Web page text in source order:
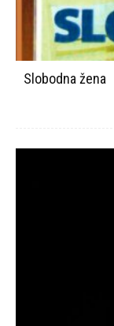
Slobodna žena